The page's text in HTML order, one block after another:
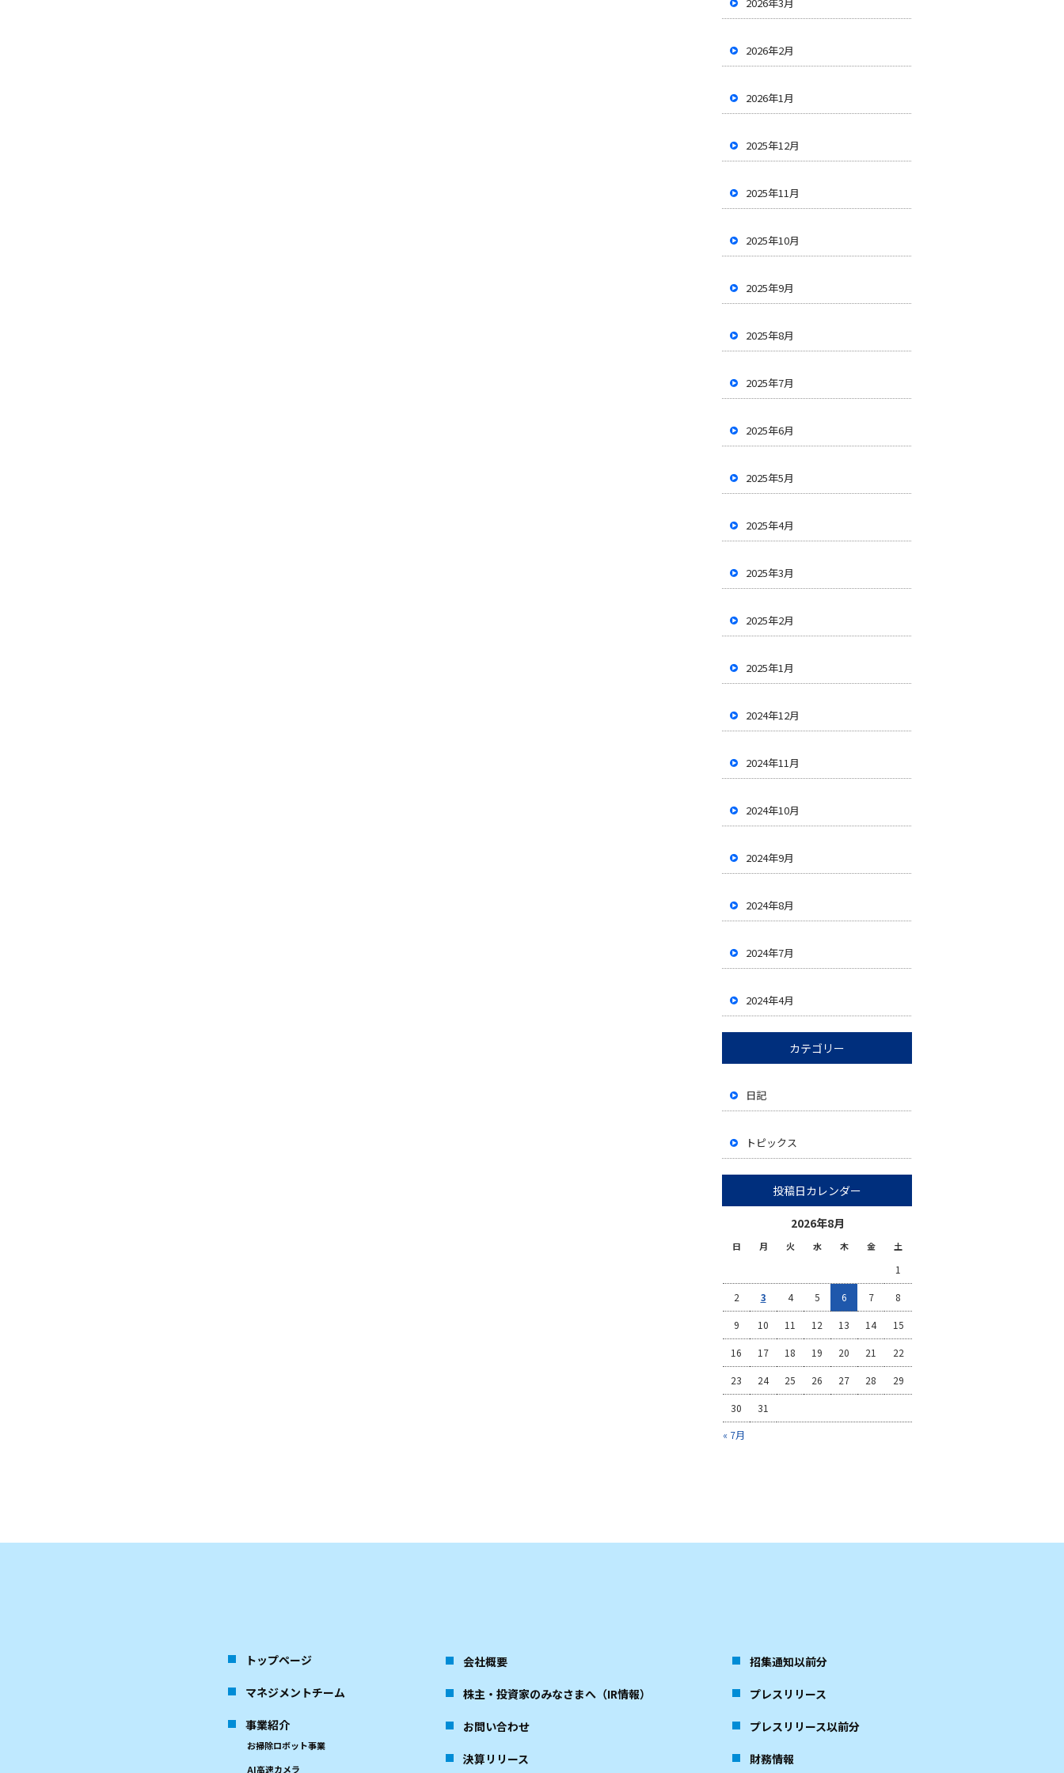
2026年2月
2026年1月
2025年12月
2025年11月
2025年10月
2025年9月
2025年8月
2025年7月
2025年6月
2025年5月
2025年4月
2025年3月
2025年2月
2025年1月
2024年12月
2024年11月
2024年10月
2024年9月
2024年8月
2024年7月
2024年4月
カテゴリー
日記
トピックス
投稿日カレンダー
2026年8月
日 月 火 水 木 金 土
« 7月
1
2 3 4 5 6 7 8
9 10 11 12 13 14 15
16 17 18 19 20 21 22
23 24 25 26 27 28 29
30 31
トップページ
マネジメントチーム
事業紹介
お掃除ロボット事業
AI高速カメラ
会社概要
株主・投資家のみなさまへ（IR情報）
お問い合わせ
決算リリース
招集通知以前分
プレスリリース
プレスリリース以前分
財務情報